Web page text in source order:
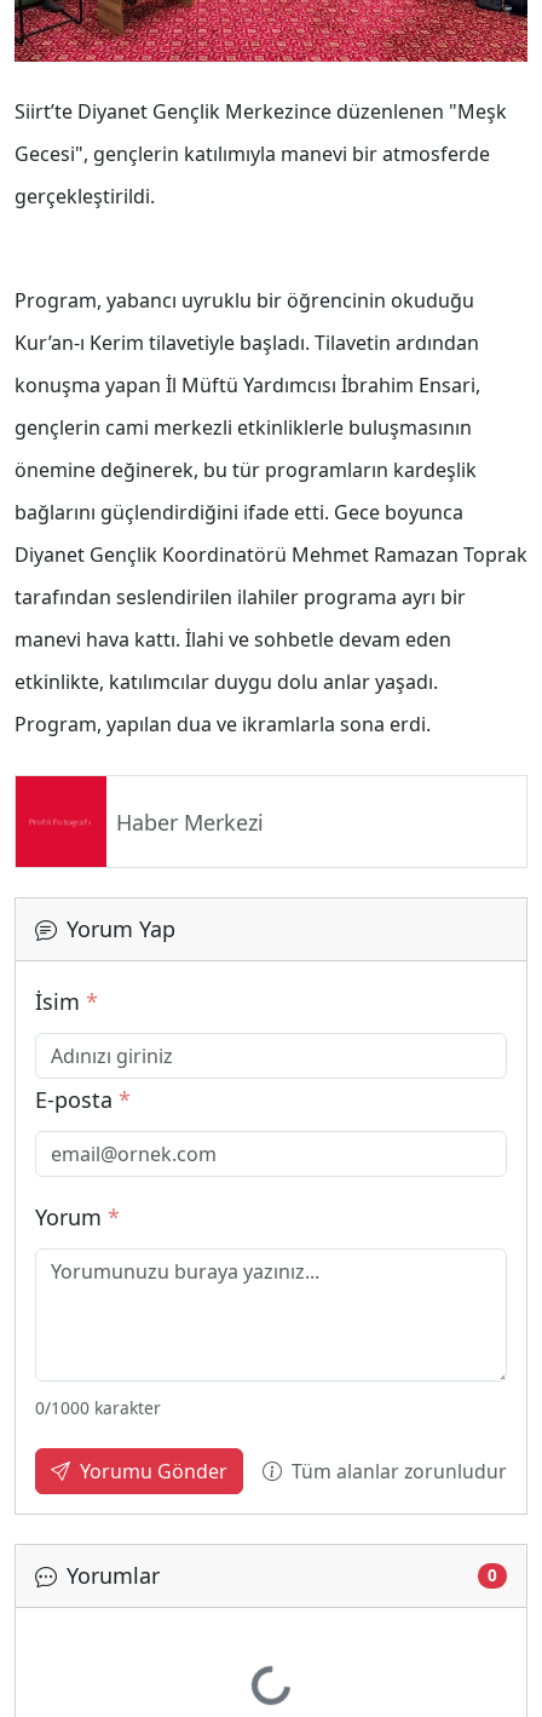
Siirt’te Diyanet Gençlik Merkezince düzenlenen "Meşk
Gecesi", gençlerin katılımıyla manevi bir atmosferde
gerçekleştirildi.
Program, yabancı uyruklu bir öğrencinin okuduğu
Kur’an-ı Kerim tilavetiyle başladı. Tilavetin ardından
konuşma yapan İl Müftü Yardımcısı İbrahim Ensari,
gençlerin cami merkezli etkinliklerle buluşmasının
önemine değinerek, bu tür programların kardeşlik
bağlarını güçlendirdiğini ifade etti. Gece boyunca
Diyanet Gençlik Koordinatörü Mehmet Ramazan Toprak
tarafından seslendirilen ilahiler programa ayrı bir
manevi hava kattı. İlahi ve sohbetle devam eden
etkinlikte, katılımcılar duygu dolu anlar yaşadı.
Program, yapılan dua ve ikramlarla sona erdi.
Haber Merkezi
Yorum Yap
İsim *
E-posta *
Yorum *
0/1000 karakter
Yorumu Gönder Tüm alanlar zorunludur
Yorumlar 0